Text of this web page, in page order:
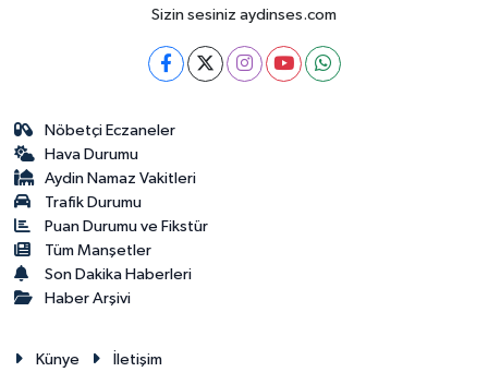
Sizin sesiniz aydinses.com
Nöbetçi Eczaneler
Hava Durumu
Aydin Namaz Vakitleri
Trafik Durumu
Puan Durumu ve Fikstür
Tüm Manşetler
Son Dakika Haberleri
Haber Arşivi
Künye İletişim